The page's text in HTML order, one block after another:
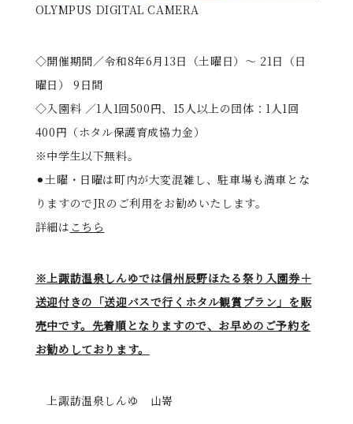
OLYMPUS DIGITAL CAMERA
◇開催期間／令和8年6月13日（土曜日）～ 21日（日
曜日） 9日間
◇入園料 ／1人1回500円、15人以上の団体：1人1回
400円（ホタル保護育成協力金）
※中学生以下無料。
⚫︎土曜・日曜は町内が大変混雑し、駐車場も満車とな
りますのでJRのご利用をお勧めいたします。
詳細は こちら
※上諏訪温泉しんゆでは信州辰野ほたる祭り入園券＋
送迎付きの「送迎バスで行くホタル観賞プラン」を販
売中です。先着順となりますので、お早めのご予約を
お勧めしております。
上諏訪温泉しんゆ 山嵜